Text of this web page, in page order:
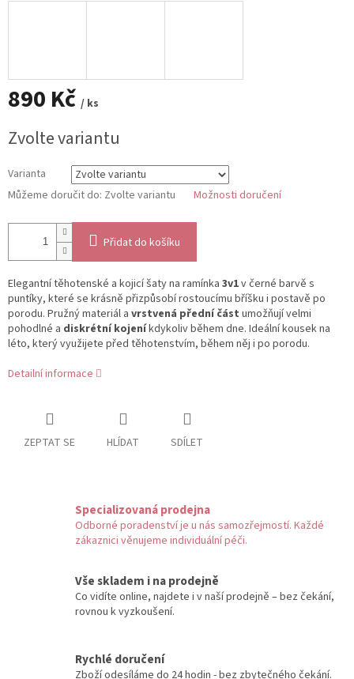
890 Kč / ks
cena:
Zvolte variantu
Varianta
Můžeme doručit do: Zvolte variantu Možnosti doručení
Přidat do košíku
Elegantní těhotenské a kojicí šaty na ramínka 3v1v černé barvě s
puntíky, které se krásně přizpůsobí rostoucímu bříšku i postavě po
porodu. Pružný materiál a vrstvená přední část umožňují velmi
pohodlné a diskrétní kojeníkdykoliv během dne. Ideální kousek na
léto, který využijete před těhotenstvím, během něj i po porodu.
Detailní informace
ZEPTAT SE HLÍDAT SDÍLET
Specializovaná prodejna
Odborné poradenství je u nás samozřejmostí. Každé
zákaznici věnujeme individuální péči.
Vše skladem i na prodejně
Co vidíte online, najdete i v naší prodejně – bez čekání,
rovnou k vyzkoušení.
Rychlé doručení
Zboží odesíláme do 24 hodin - bez zbytečného čekání.